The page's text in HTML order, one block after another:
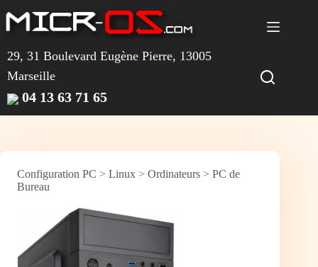
au
contenu
29, 31 Boulevard Eugène Pierre, 13005
Marseille
04 13 63 71 65
Configuration PC > Linux > Ordinateurs > PC de
Bureau